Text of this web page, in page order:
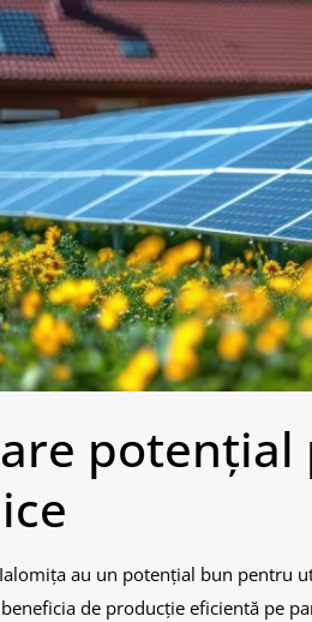
au un potențial bun pentru
de producție eficientă pe